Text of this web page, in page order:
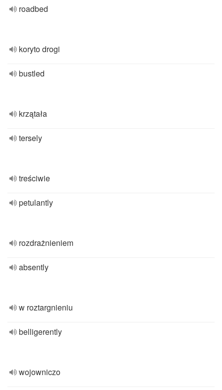
roadbed
koryto drogi
bustled
krzątała
tersely
treściwie
petulantly
rozdrażnieniem
absently
w roztargnieniu
belligerently
wojowniczo